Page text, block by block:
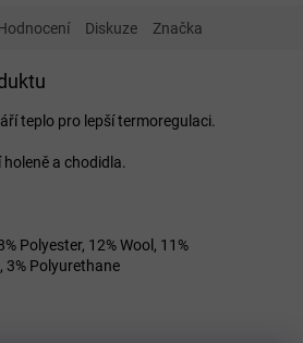
Diskuze Značka
teplo pro lepší termoregulaci.
a chodidla.
Polyester, 12% Wool, 11%
3% Polyurethane